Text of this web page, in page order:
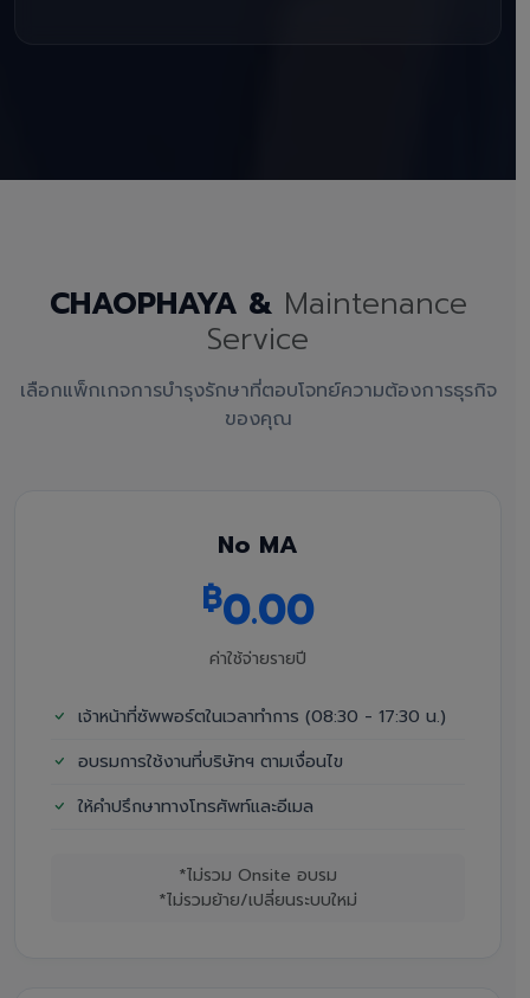
CHAOPHAYA & Maintenance
Service
เลือกแพ็กเกจการบำรุงรักษาที่ตอบโจทย์ความต้องการธุรกิจ
ของคุณ
No MA
฿0.00
ค่าใช้จ่ายรายปี
เจ้าหน้าที่ซัพพอร์ตในเวลาทำการ (08:30 - 17:30 น.)
อบรมการใช้งานที่บริษัทฯ ตามเงื่อนไข
ให้คำปรึกษาทางโทรศัพท์และอีเมล
*ไม่รวม Onsite อบรม
*ไม่รวมย้าย/เปลี่ยนระบบใหม่